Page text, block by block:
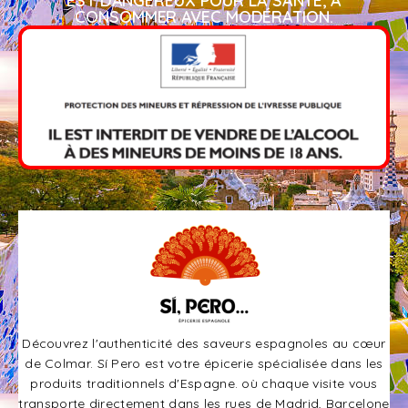
Découvrez l'authenticité des saveurs espagnoles au cœur
de Colmar. Sí Pero est votre épicerie spécialisée dans les
produits traditionnels d'Espagne. où chaque visite vous
transporte directement dans les rues de Madrid, Barcelone
CONSOMMER AVEC MODÉRATION.​